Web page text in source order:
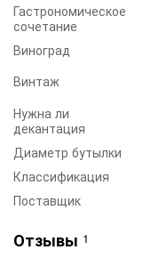
Гастрономическое
сочетание
Виноград
Винтаж
Нужна ли
декантация
Диаметр бутылки
Классификация
Поставщик
Отзывы 1